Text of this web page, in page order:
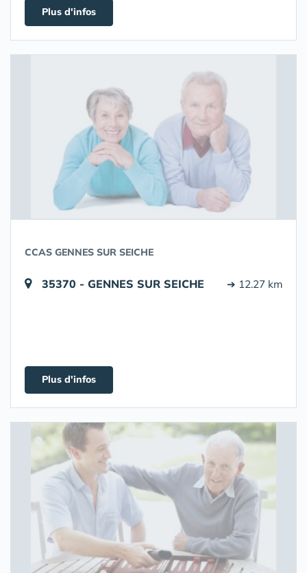
Plus d'infos
CCAS GENNES SUR SEICHE
35370 - GENNES SUR SEICHE ➔ 12.27 km
Plus d'infos